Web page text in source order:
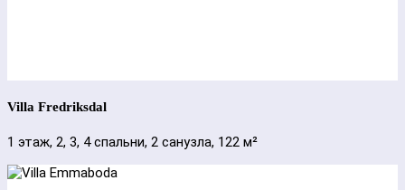
Villa Fredriksdal
1 этаж, 2, 3, 4 спальни, 2 санузла, 122 м²